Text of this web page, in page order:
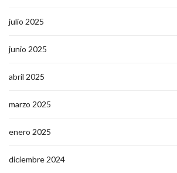
julio 2025
junio 2025
abril 2025
marzo 2025
enero 2025
diciembre 2024